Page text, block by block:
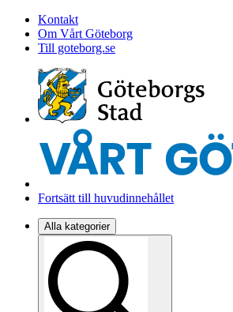
Kontakt
Om Vårt Göteborg
Till goteborg.se
Fortsätt till huvudinnehållet
Alla kategorier